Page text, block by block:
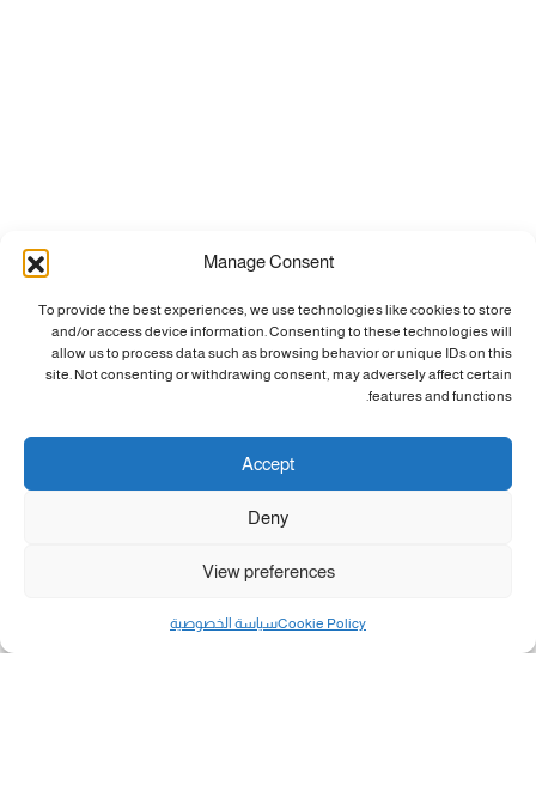
Manage Consent
To provide the best experiences, we use technologies like cookies to store
and/or access device information. Consenting to these technologies will
allow us to process data such as browsing behavior or unique IDs on this
site. Not consenting or withdrawing consent, may adversely affect certain
features and functions.
Accept
Deny
View preferences
Cookie Policyسياسة الخصوصية مال و أعمال